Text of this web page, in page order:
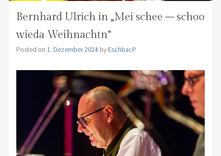
Bernhard Ulrich in „Mei schee – schoo
wieda Weihnachtn“
Posted on 1. Dezember 2024by EschbacP